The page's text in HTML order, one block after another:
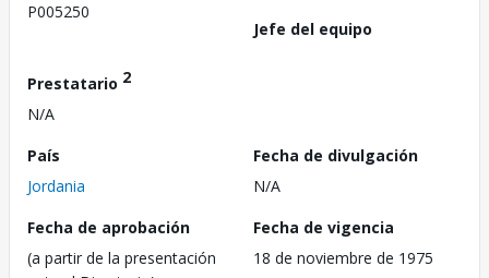
P005250
Jefe del equipo
Prestatario 2
N/A
País
Jordania
Fecha de divulgación
N/A
Fecha de aprobación
(a partir de la presentación
Fecha de vigencia
18 de noviembre de 1975